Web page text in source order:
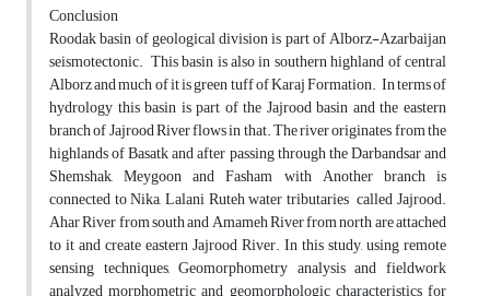
Conclusion
Roodak basin of geological division is part of Alborz-Azarbaijan
seismotectonic. This basin is also in southern highland of central
Alborz and much of it is green tuff of Karaj Formation. In terms of
hydrology this basin is part of the Jajrood basin and the eastern
branch of Jajrood River flows in that. The river originates from the
highlands of Basatk and after passing through the Darbandsar and
Shemshak, Meygoon and Fasham with Another branch is
connected to Nika, Lalani Ruteh water tributaries called Jajrood.
Ahar River from south and Amameh River from north are attached
to it and create eastern Jajrood River. In this study, using remote
sensing techniques, Geomorphometry analysis and fieldwork